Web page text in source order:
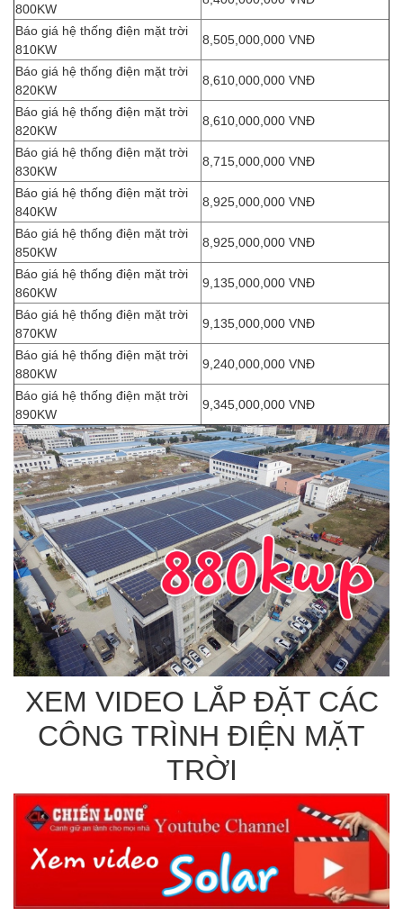
800KW
Báo giá hệ thống điện mặt trời
810KW
8,505,000,000 VNĐ
Báo giá hệ thống điện mặt trời
820KW
8,610,000,000 VNĐ
Báo giá hệ thống điện mặt trời
820KW
8,610,000,000 VNĐ
Báo giá hệ thống điện mặt trời
830KW
8,715,000,000 VNĐ
Báo giá hệ thống điện mặt trời
840KW
8,925,000,000 VNĐ
Báo giá hệ thống điện mặt trời
850KW
8,925,000,000 VNĐ
Báo giá hệ thống điện mặt trời
860KW
9,135,000,000 VNĐ
Báo giá hệ thống điện mặt trời
870KW
9,135,000,000 VNĐ
Báo giá hệ thống điện mặt trời
880KW
9,240,000,000 VNĐ
Báo giá hệ thống điện mặt trời
890KW
9,345,000,000 VNĐ
XEM VIDEO LẮP ĐẶT CÁC
CÔNG TRÌNH ĐIỆN MẶT
TRỜI